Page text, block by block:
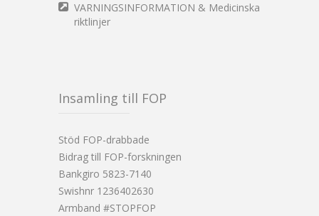
VARNINGSINFORMATION & Medicinska
riktlinjer
Insamling till FOP
Stöd FOP-drabbade
Bidrag till FOP-forskningen
Bankgiro 5823-7140
Swishnr 1236402630
Armband #STOPFOP